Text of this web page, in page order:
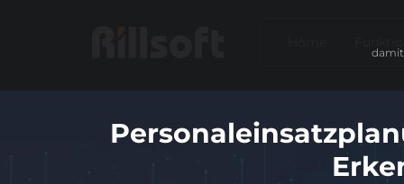
damit